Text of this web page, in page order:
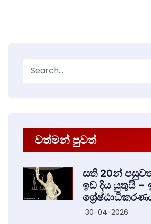
for:
වත්මන් පුවත්
සති 20න්
ඉඩ දිය යුතුයි –
30-04-2026